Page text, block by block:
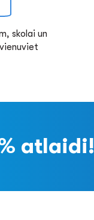
skolai un
atlaidi!